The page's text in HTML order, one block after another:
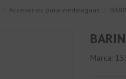
Accesorios para vierteaguas
Marca: